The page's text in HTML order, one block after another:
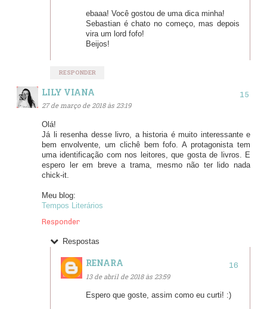
ebaaa! Você gostou de uma dica minha!
Sebastian é chato no começo, mas depois
vira um lord fofo!
Beijos!
RESPONDER
LILY VIANA
27 de março de 2018 às 23:19
Olá!
Já li resenha desse livro, a historia é muito interessante e
bem envolvente, um clichê bem fofo. A protagonista tem
uma identificação com nos leitores, que gosta de livros. E
espero ler em breve a trama, mesmo não ter lido nada
chick-it.
Meu blog:
Tempos Literários
Responder
Respostas
RENARA
13 de abril de 2018 às 23:59
Espero que goste, assim como eu curti! :)